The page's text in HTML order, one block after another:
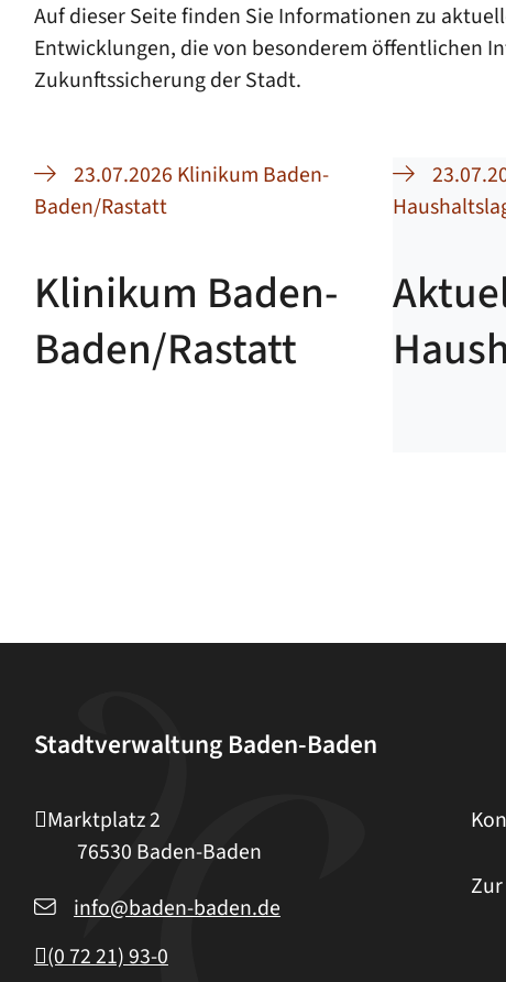
Auf dieser Seite finden Sie Informationen zu
Entwicklungen, die von besonderem öffentlichen
Zukunftssicherung der Stadt.
23.07.2026 Klinikum Baden-
Baden/Rastatt
Klinikum Baden-
Baden/Rastatt
Stadtverwaltung Baden-Baden
Marktplatz 2
76530 Baden-Baden
info@baden-baden.de
(07221) 93-0